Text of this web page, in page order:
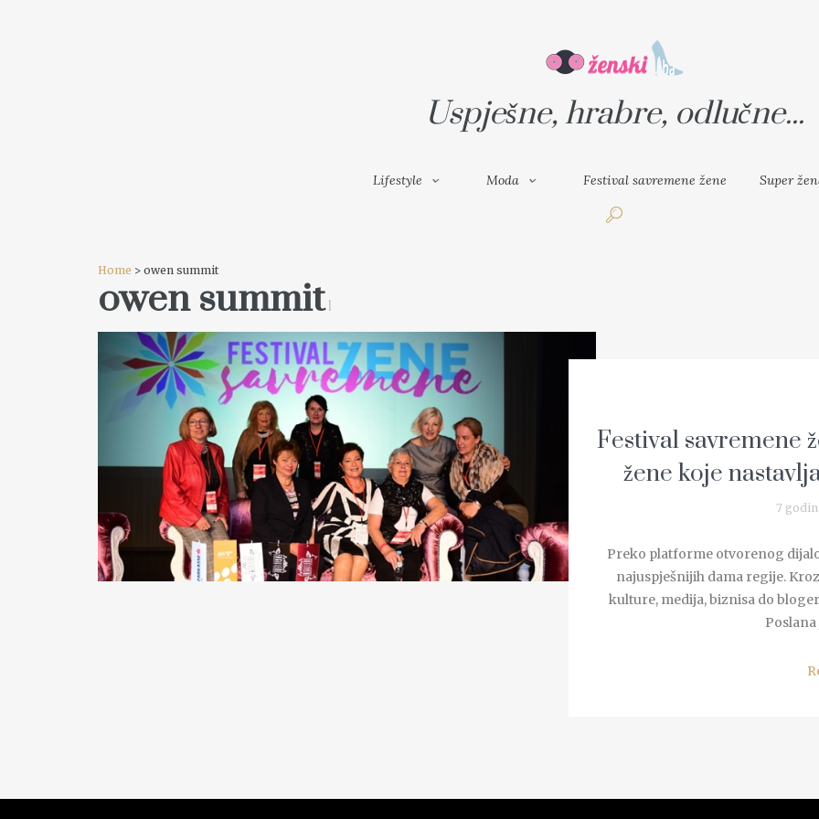
SUPER ŽENA
Uspješne, hrabre, odlučne...
Lifestyle Moda Festival savremene žene Super
Home > owen summit
owen summit1
READ MORE
Festival savremene
žene koje
7
Preko platforme otvorenog
najuspješnijih dama regije.
kulture, medija, biznisa do
Poslana